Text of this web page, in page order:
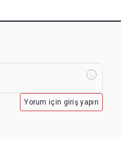
Yorum için giriş yapın